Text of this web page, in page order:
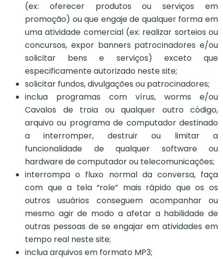
(ex: oferecer produtos ou serviços em
promoção) ou que engaje de qualquer forma em
uma atividade comercial (ex: realizar sorteios ou
concursos, expor banners patrocinadores e/ou
solicitar bens e serviços) exceto que
especificamente autorizado neste site;
solicitar fundos, divulgações ou patrocinadores;
inclua programas com vírus, worms e/ou
Cavalos de troia ou qualquer outro código,
arquivo ou programa de computador destinado
a interromper, destruir ou limitar a
funcionalidade de qualquer software ou
hardware de computador ou telecomunicações;
interrompa o fluxo normal da conversa, faça
com que a tela “role” mais rápido que os os
outros usuários conseguem acompanhar ou
mesmo agir de modo a afetar a habilidade de
outras pessoas de se engajar em atividades em
tempo real neste site;
inclua arquivos em formato MP3;